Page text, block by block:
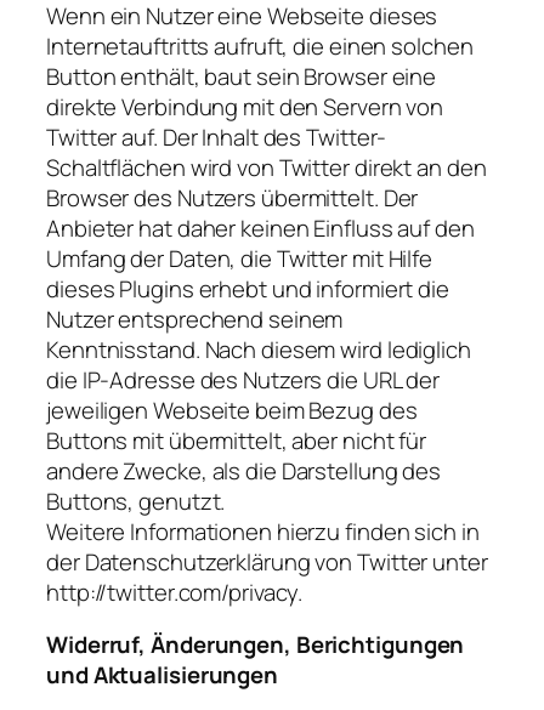
Wenn ein Nutzer eine Webseite dieses
Internetauftritts aufruft, die einen solchen
Button enthält, baut sein Browser eine
direkte Verbindung mit den Servern von
Twitter auf. Der Inhalt des Twitter-
Schaltflächen wird von Twitter direkt an den
Browser des Nutzers übermittelt. Der
Anbieter hat daher keinen Einfluss auf den
Umfang der Daten, die Twitter mit Hilfe
dieses Plugins erhebt und informiert die
Nutzer entsprechend seinem
Kenntnisstand. Nach diesem wird lediglich
die IP-Adresse des Nutzers die URL der
jeweiligen Webseite beim Bezug des
Buttons mit übermittelt, aber nicht für
andere Zwecke, als die Darstellung des
Buttons, genutzt.
Weitere Informationen hierzu finden sich in
der Datenschutzerklärung von Twitter unter
http://twitter.com/privacy.
Widerruf, Änderungen, Berichtigungen
und Aktualisierungen